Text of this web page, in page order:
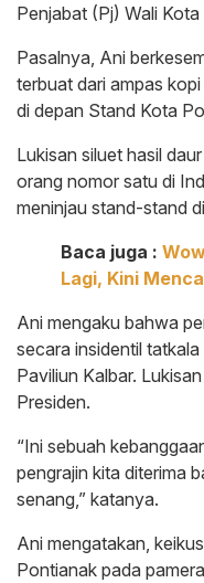
Penjabat (Pj) Wali
Pasalnya, Ani
terbuat dari ampas
di depan Stand Kota
Lukisan siluet hasil
orang nomor satu di
meninjau stand-stand
Baca juga :
Lagi, Kini
Ani mengaku bahwa
secara insidentil
Paviliun Kalbar.
Presiden.
“Ini sebuah
pengrajin kita diterima
senang,” katanya.
Ani mengatakan,
Pontianak pada